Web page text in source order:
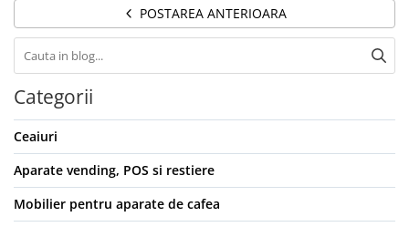
POSTAREA ANTERIOARA
Categorii
Ceaiuri
Aparate vending, POS si restiere
Mobilier pentru aparate de cafea